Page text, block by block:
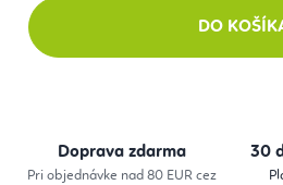
DO
Doprava zdarma
Pri objednávke nad 80 EUR cez
30